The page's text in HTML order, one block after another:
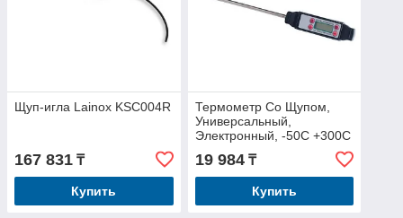
Щуп-игла Lainox KSC004R
167 831 ₸
Купить
Термометр Со Щупом,
Универсальный,
Электронный, -50С +300С
19 984₸
Купить